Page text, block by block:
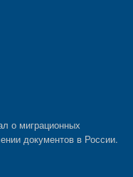
о миграционных
документов в России.